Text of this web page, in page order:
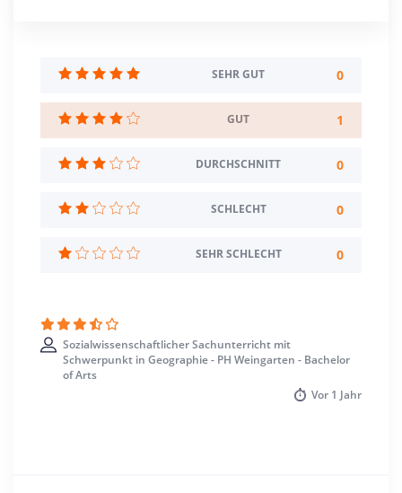
6 Semester
Sprache
Deutsch
Studienbeginn
Weingarten >> Ravensburg
SEHR GUT 0
GUT 1
DURCHSCHNITT 0
SCHLECHT 0
SEHR SCHLECHT 0
Sozialwissenschaftlicher Sachunterricht mit
Schwerpunkt in Geographie - PH Weingarten - Bachelor
of Arts
Vor 1 Jahr